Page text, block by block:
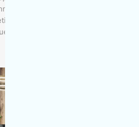
nécessaires pour offrir
commercial de premier ordre
d'ophtalmologie.